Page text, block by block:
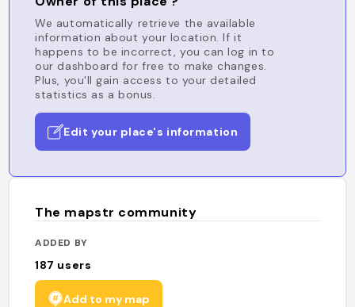
We automatically retrieve the available
information about your location. If it
happens to be incorrect, you can log in to
our dashboard for free to make changes.
Plus, you'll gain access to your detailed
statistics as a bonus.
Edit your place's information
The mapstr community
ADDED BY
187 users
Add to my map